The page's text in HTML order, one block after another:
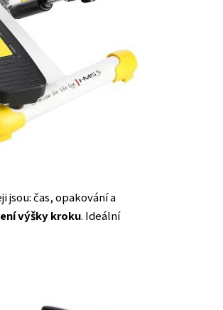
jsou: čas, opakování a
výšky kroku. Ideální